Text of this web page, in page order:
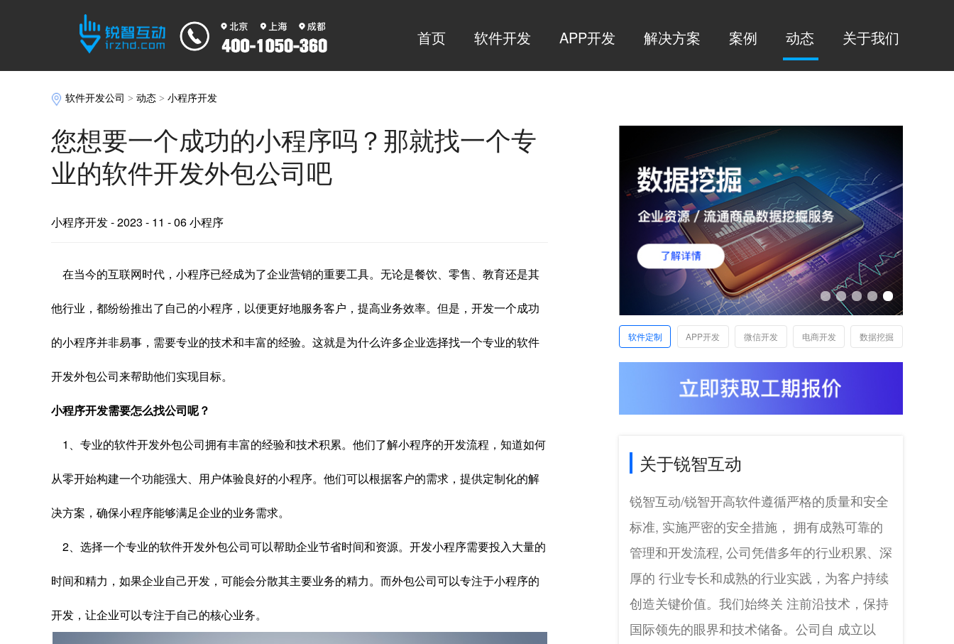
首页 软件开发 APP开发 解决方案 案例 动态 关于我们
软件开发公司 >动态 >小程序开发
您想要一个成功的小程序吗？那就找一个专
业的软件开发外包公司吧
小程序开发- 2023 - 11 - 06 小程序
在当今的互联网时代，小程序已经成为了企业营销的重要工具。无论是餐饮、零售、教育还是其
他行业，都纷纷推出了自己的小程序，以便更好地服务客户，提高业务效率。但是，开发一个成功
的小程序并非易事，需要专业的技术和丰富的经验。这就是为什么许多企业选择找一个专业的软件
开发外包公司来帮助他们实现目标。
小程序开发需要怎么找公司呢？
1、专业的软件开发外包公司拥有丰富的经验和技术积累。他们了解小程序的开发流程，知道如何
从零开始构建一个功能强大、用户体验良好的小程序。他们可以根据客户的需求，提供定制化的解
决方案，确保小程序能够满足企业的业务需求。
2、选择一个专业的软件开发外包公司可以帮助企业节省时间和资源。开发小程序需要投入大量的
时间和精力，如果企业自己开发，可能会分散其主要业务的精力。而外包公司可以专注于小程序的
开发，让企业可以专注于自己的核心业务。
软件定制 APP开发 微信开发 电商开发 数据挖掘
关于锐智互动
锐智互动/锐智开高软件遵循严格的质量和安全
标准, 实施严密的安全措施， 拥有成熟可靠的
管理和开发流程, 公司凭借多年的行业积累、深
厚的 行业专长和成熟的行业实践，为客户持续
创造关键价值。我们始终关 注前沿技术，保持
国际领先的眼界和技术储备。公司自 成立以